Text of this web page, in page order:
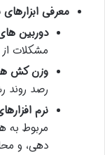
معرفی
دوربین
مشکلات از
وزن کش
رصد روند
نرم
مربوط به
دهی، و